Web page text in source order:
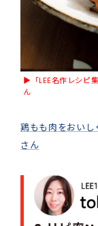
▶︎「LEE名作レシピ
ん
鶏もも肉をおい
さん